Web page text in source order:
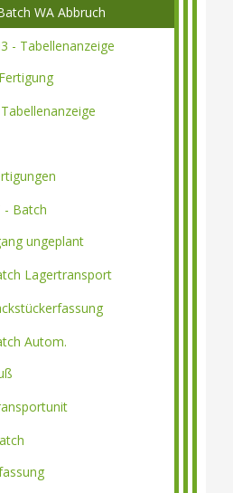
WA Abbruch
- Tabellenanzeige
- Batch
ungeplant
Lagertransport
Autom.